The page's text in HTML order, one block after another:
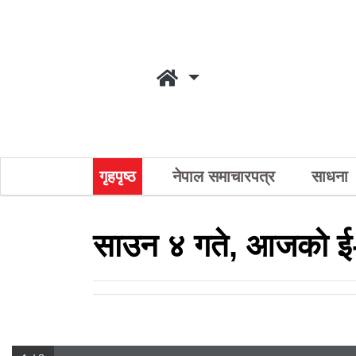
गृहपृष्ठ नेपाल समाचारपत्र साधना
साउन ४ गते, आजको